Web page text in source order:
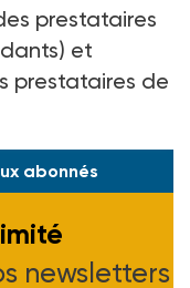
prestataires
et
prestataires de
abonnés
newsletters